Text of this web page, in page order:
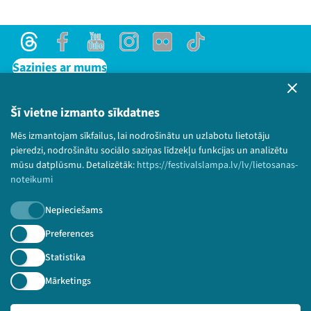
Šī vietne izmanto sīkdatnes
Mēs izmantojam sīkfailus, lai nodrošinātu un uzlabotu lietotāju
pieredzi, nodrošinātu sociālo saziņas līdzekļu funkcijas un analizētu
mūsu datplūsmu. Detalizētāk: https://festivalslampa.lv/lv/lietosanas-
noteikumi
Nepieciešams
Preferences
Statistika
Mārketings
ThreadsFacebookYoutube
X Instagram
Flick TikTok
ThreadsFacebookYoutubeInstagram
Flick TikTok
Sazinies ar mums
Lietošanas noteikumi un sīkdatņu politika
Bērnu aizsardzības politika
© 2026 Sarunu festivāls LAMPA Visas tiesības
paturētas.
Piesakies jaunumiem!
Nepalaid garām aktuālāko informāciju!